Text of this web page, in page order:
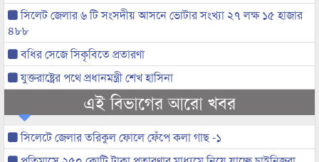
সিলেট জেলার ৬ টি সংসদীয় আসনে ভোটার সংখ্যা ২৭ লক্ষ ১৫ হাজার
৪৮৮
বধির সেজে সিকৃবিতে প্রতারণা
যুক্তরাষ্ট্রের পথে প্রধানমন্ত্রী শেখ হাসিনা
এই বিভাগের আরো খবর
সিলেটে জেলার তরিকুল ফোলে ফেঁপে কলা গাছ -১